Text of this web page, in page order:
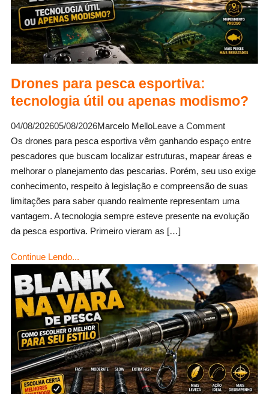
Drones para pesca esportiva:
tecnologia útil ou apenas modismo?
04/08/202605/08/2026Marcelo MelloLeave a Commenton
Drones
para
pesca
esportiva:
tecnologia
útil
Os drones para pesca esportiva vêm ganhando espaço entre
pescadores que buscam localizar estruturas, mapear áreas e
melhorar o planejamento das pescarias. Porém, seu uso exige
conhecimento, respeito à legislação e compreensão de suas
limitações para saber quando realmente representam uma
vantagem. A tecnologia sempre esteve presente na evolução
da pesca esportiva. Primeiro vieram as […]
Continue Lendo...